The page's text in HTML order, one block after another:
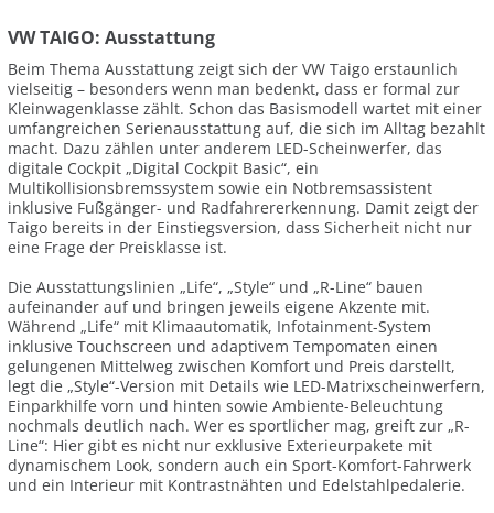
VW TAIGO: Ausstattung
Beim Thema Ausstattung zeigt sich der VW Taigo erstaunlich
vielseitig – besonders wenn man bedenkt, dass er formal zur
Kleinwagenklasse zählt. Schon das Basismodell wartet mit einer
umfangreichen Serienausstattung auf, die sich im Alltag bezahlt
macht. Dazu zählen unter anderem LED-Scheinwerfer, das
digitale Cockpit „Digital Cockpit Basic“, ein
Multikollisionsbremssystem sowie ein Notbremsassistent
inklusive Fußgänger- und Radfahrererkennung. Damit zeigt der
Taigo bereits in der Einstiegsversion, dass Sicherheit nicht nur
eine Frage der Preisklasse ist.
Die Ausstattungslinien „Life“, „Style“ und „R-Line“ bauen
aufeinander auf und bringen jeweils eigene Akzente mit.
Während „Life“ mit Klimaautomatik, Infotainment-System
inklusive Touchscreen und adaptivem Tempomaten einen
gelungenen Mittelweg zwischen Komfort und Preis darstellt,
legt die „Style“-Version mit Details wie LED-Matrixscheinwerfern,
Einparkhilfe vorn und hinten sowie Ambiente-Beleuchtung
nochmals deutlich nach. Wer es sportlicher mag, greift zur „R-
Line“: Hier gibt es nicht nur exklusive Exterieurpakete mit
dynamischem Look, sondern auch ein Sport-Komfort-Fahrwerk
und ein Interieur mit Kontrastnähten und Edelstahlpedalerie.